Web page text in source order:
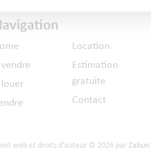
Location
Estimation
gratuite
Contact
web et droits d'auteur © 2026 parZabun